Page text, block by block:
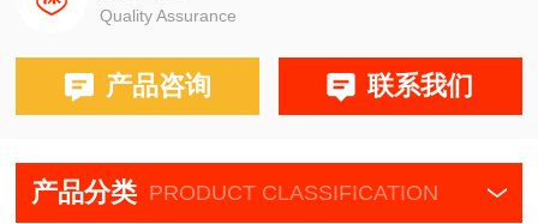
Quality Assurance
产品咨询 联系我们
产品分类 PRODUCT CLASSIFICATION